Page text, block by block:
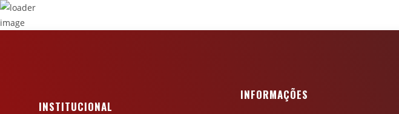
INSTITUCIONAL
INFORMAÇÕES